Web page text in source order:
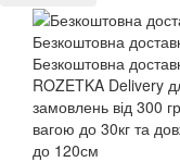
Безкоштовна
Безкоштовна
ROZETKA Delivery
замовлень від 300
вагою до 30кг та
до 120см